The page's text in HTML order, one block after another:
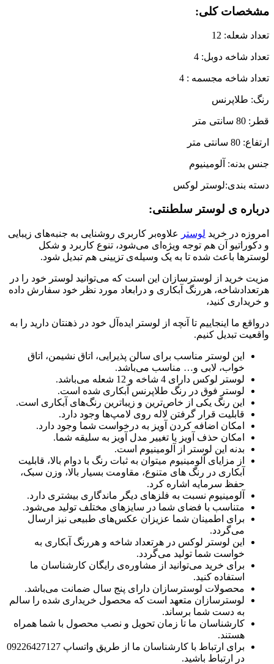
مشخصات کلی:
تعداد شعله: 12
تعداد شاخه دوبل: 4
تعداد شاخه مجسمه : 4
رنگ: طلاپرنس
قطر: 80 سانتی متر
ارتفاع: 80 سانتی متر
جنس بدنه: آلومینیوم
دسته بندی:لوستر لوکس
درباره ی لوستر سلطنتی:
امروزه در خرید لوستر
علاوه‌بر کاربری روشنایی به جنبه‌های زیبایی
و دکوراتیو آن هم توجه ویژه‌ای می‌شود، تنوع کاربرد و شکل
لوسترها باعث شده تا به یک وسیله‌ی تزیینی هم تبدیل شود.
مزیت خرید از لوسترسازان این است که می‌توانید لوستر خود را در
هرتعدادشاخه، هررنگ آبکاری و درابعاد مورد نظر خود سفارش داده
و خریداری کنید،
درواقع ما اینجاییم تا آنچه از لوستر ایده‌آل خود در ذهنتان دارید را به
واقعیت تبدیل کنیم.
این لوستر مناسب برای سالن پذیرایی، اتاق نشیمن، اتاق
خواب، لابی و… مناسب می‌باشد.
لوستر لوکس دارای 4 شاخه و 12 شعله می‌باشد.
لوستر فوق در رنگ طلاپرنس آبکاری شده است.
این رنگ یکی از خاص‌ترین و زیباترین رنگ‌های آبکاری است.
قابلیت قرار گرفتن لاله روی لامپ‌ها وجود دارد.
امکان اضافه کردن آویز به درخواست شما وجود دارد.
امکان حذف آویز یا تغییر مدل آویز به سلیقه شما.
بدنه این لوستر از آلومینیوم است.
از مزایای آلومینیوم میتوان به ثبات رنگ با دوام بالا، قابلیت
آبکاری در رنگ های متنوع، مقاومت بسیار بالا، وزن سبک،
حفظ سرمایه اشاره کرد.
آلومینیوم نسبت به فلزهای دیگر ماندگاری بیشتری دارد.
متناسب با فضای شما در سایزهای مختلف تولید می‌شود.
برای اطمینان شما عزیزان عکس‌های طبیعی نیز ارسال
می‌گردد.
این لوستر لوکس در هرتعداد شاخه و هررنگ آبکاری به
خواست شما تولید می‌گردد.
برای خرید می‌توانید از مشاوره‌ی رایگان کارشناسان ما
استفاده کنید.
محصولات لوسترسازان دارای پنج سال ضمانت می‌باشد.
لوسترسازان متعهد است که محصول خریداری شده را سالم
به دست شما برساند.
کارشناسان ما تا زمان تحویل و نصب محصول با شما همراه
هستند.
برای ارتباط با کارشناسان ما از طریق واتساپ 09226427127
در ارتباط باشید.